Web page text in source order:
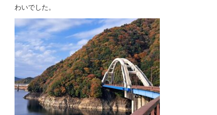
わいでした。